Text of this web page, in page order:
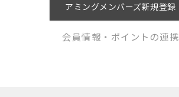
アミングメンバーズ新規登録
会員情報・ポイントの連携